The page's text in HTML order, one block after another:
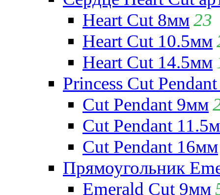
Heart Cut 8мм23
Heart Cut 10.5мм
Heart Cut 14.5мм
Princess Cut
Cut Pendant 9мм
Cut Pendant
Cut Pendant 16мм
Прямоугольник
Emerald Cut 9мм